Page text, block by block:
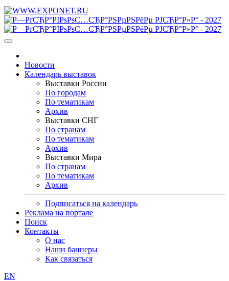
Новости
Календарь выставок
Выставки России
По городам
По тематикам
Архив
Выставки СНГ
По странам
По тематикам
Архив
Выставки Мира
По странам
По тематикам
Архив
Подписаться на календарь
Реклама на портале
Поиск
Контакты
О нас
Наши баннеры
Как связаться
EN